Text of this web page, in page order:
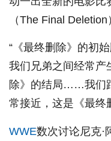
（The Final Deletion
“《最终删除》的初
我们兄弟之间经常产
除》的结局……我们
常接近，这是《最终
WWE数次讨论尼克·